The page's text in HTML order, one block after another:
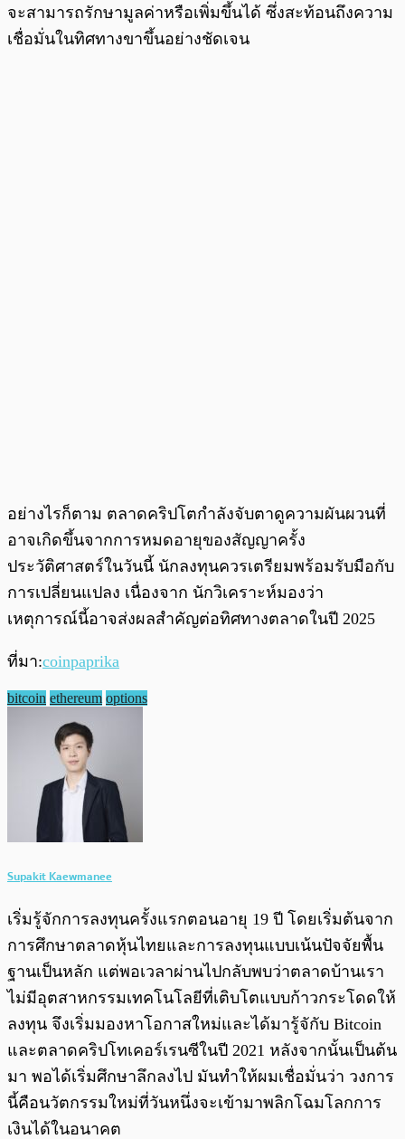
จะสามารถรักษามูลค่าหรือเพิ่มขึ้นได้ ซึ่งสะท้อนถึงความ
เชื่อมั่นในทิศทางขาขึ้นอย่างชัดเจน
อย่างไรก็ตาม ตลาดคริปโตกำลังจับตาดูความผันผวนที่
อาจเกิดขึ้นจากการหมดอายุของสัญญาครั้ง
ประวัติศาสตร์ในวันนี้ นักลงทุนควรเตรียมพร้อมรับมือกับ
การเปลี่ยนแปลง เนื่องจาก นักวิเคราะห์มองว่า
เหตุการณ์นี้อาจส่งผลสำคัญต่อทิศทางตลาดในปี 2025
ที่มา:coinpaprika
bitcoin ethereum options
Supakit Kaewmanee
เริ่มรู้จักการลงทุนครั้งแรกตอนอายุ 19 ปี โดยเริ่มต้นจาก
การศึกษาตลาดหุ้นไทยและการลงทุนแบบเน้นปัจจัยพื้น
ฐานเป็นหลัก แต่พอเวลาผ่านไปกลับพบว่าตลาดบ้านเรา
ไม่มีอุตสาหกรรมเทคโนโลยีที่เติบโตแบบก้าวกระโดดให้
ลงทุน จึงเริ่มมองหาโอกาสใหม่และได้มารู้จักับ Bitcoin
และตลาดคริปโทเคอร์เรนซีในปี 2021 หลังจากนั้นเป็นต้น
มา พอได้เริ่มศึกษาลึกลงไป มันทำให้ผมเชื่อมั่นว่า วงการ
นี้คือนวัตกรรมใหม่ที่วันหนึ่งจะเข้ามาพลิกโฉมโลกการ
เงินได้ในอนาคต